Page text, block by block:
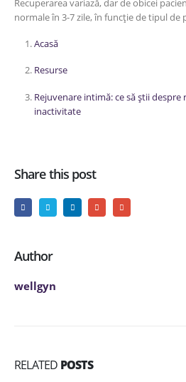
Recuperarea variază, dar de obicei
normale în 3-7 zile, în funcție de tipul de
Acasă
Resurse
Rejuvenare intimă: ce să știi
inactivitate
Share this post
Author
wellgyn
RELATED POSTS